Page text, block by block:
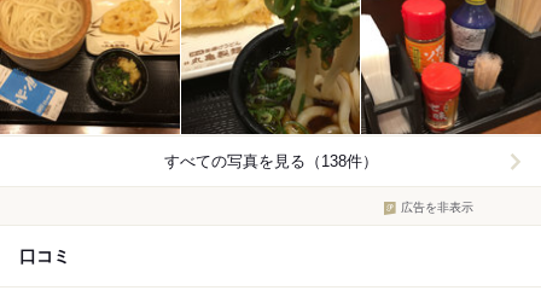
すべての写真を見る（138件）
広告を非表示
口コミ